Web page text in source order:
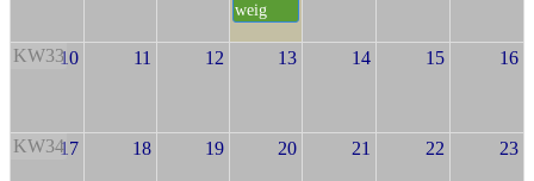
weig
KW3310 11 12 13 14 15 16
KW3417 18 19 20 21 22 23